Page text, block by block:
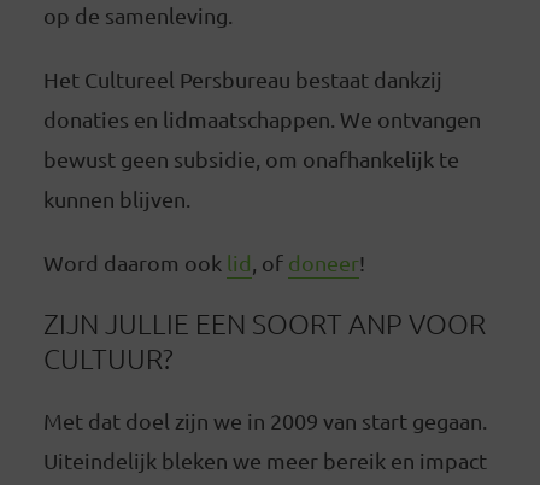
op de samenleving.
Het Cultureel Persbureau bestaat dankzij
donaties en lidmaatschappen. We ontvangen
bewust geen subsidie, om onafhankelijk te
kunnen blijven.
Word daarom ook lid , of doneer!
ZIJN JULLIE EEN SOORT ANP VOOR
CULTUUR?
Met dat doel zijn we in 2009 van start gegaan.
Uiteindelijk bleken we meer bereik en impact